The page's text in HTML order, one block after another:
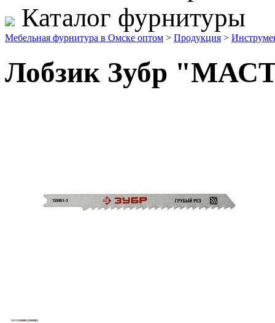
Каталог фурнитуры
Мебельная фурнитура в Омске оптом > Продукция >
Лобзик Зубр